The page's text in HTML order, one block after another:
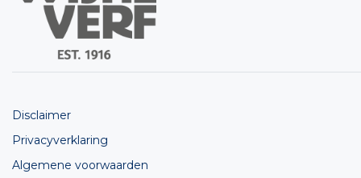
Disclaimer
Privacyverklaring
Algemene voorwaarden